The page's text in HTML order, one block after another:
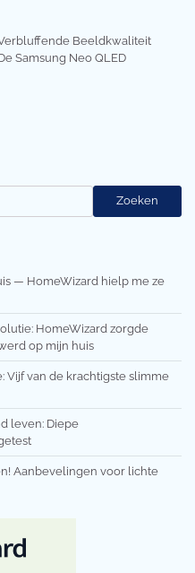
Beeldkwaliteit
Samsung Neo QLED
Zoeken
— HomeWizard hielp me ze
HomeWizard zorgde
op mijn huis
Vijf van de krachtigste slimme
leven: Diepe
Aanbevelingen voor lichte